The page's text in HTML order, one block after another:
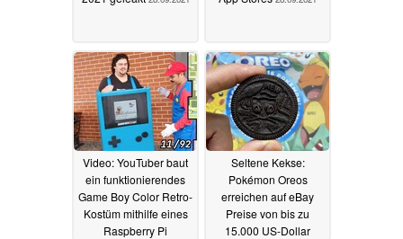
Video: YouTuber baut
ein funktionierendes
Game Boy Color Retro-
Kostüm mithilfe eines
Raspberry Pi
Seltene Kekse:
Pokémon Oreos
erreichen auf eBay
Preise von bis zu
15.000 US-Dollar